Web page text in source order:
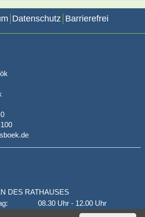
Datenschutz Barrierefrei
DES RATHAUSES
08.30 Uhr - 12.00 Uhr
14.00 Uhr - 18.00 Uhr